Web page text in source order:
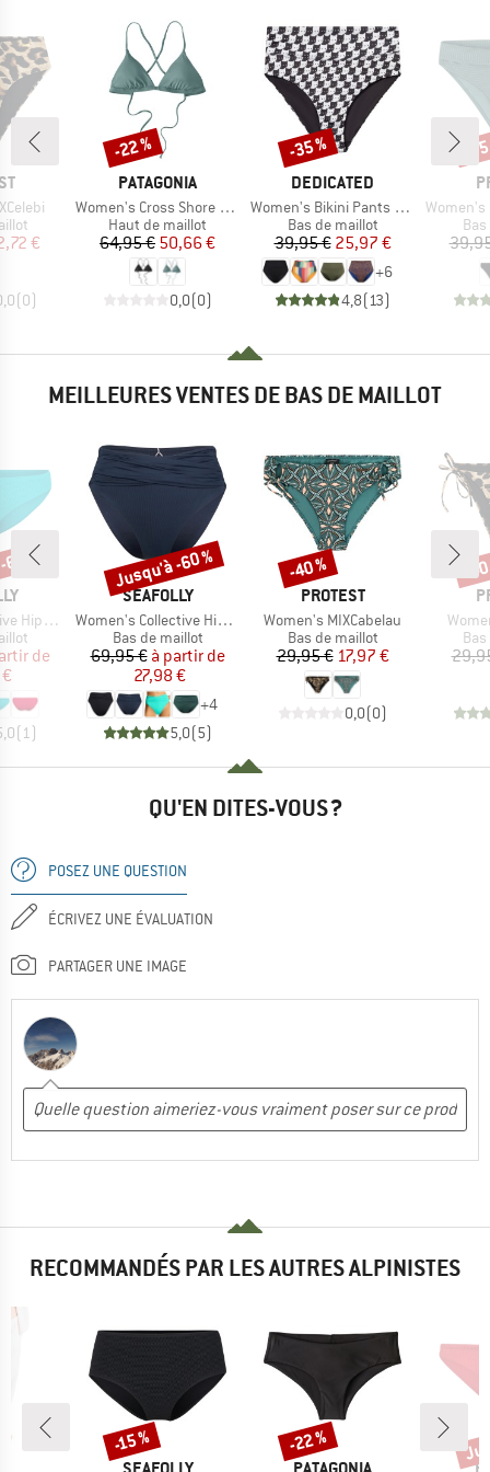
réduit
€
(0)
MARQUE
PATAGONIA
Article
Women's Cross Shore Triangle Top
Product group
Haut de maillot
Prix
64,95 € Prix réduit
50,66 €
0,0(0)
Remise
-22 %
MARQUE
DEDICATED
Article
Women's Bikini Pants Slite
Product group
Bas de maillot
Prix
39,95 €Prix réduit
25,97 €
+6
4,8(13)
Remise
-35 %
Article
Women's
-
MEILLEURES VENTES DE BAS DE MAILLOT
Pant
réduit
de
(1)
%
MARQUE
SEAFOLLY
Article
Women's Collective High Waist Wrap Front Pant
Product group
Bas de maillot
Prix
69,95 € Prix réduit
à partir de
27,98 €
+4
5,0(5)
Remise
Jusqu'à -60 %
MARQUE
PROTEST
Article
Women's MIXCabelau
Product group
Bas de maillot
Prix
29,95 €Prix réduit
17,97 €
0,0(0)
Remise
-40 %
Article
-
QU'EN DITES-VOUS ?
POSEZ UNE QUESTION
ÉCRIVEZ UNE ÉVALUATION
PARTAGER UNE IMAGE
RECOMMANDÉS PAR LES AUTRES ALPINISTES
MARQUE
Remise
-15 %
MARQUE
Remise
-22 %